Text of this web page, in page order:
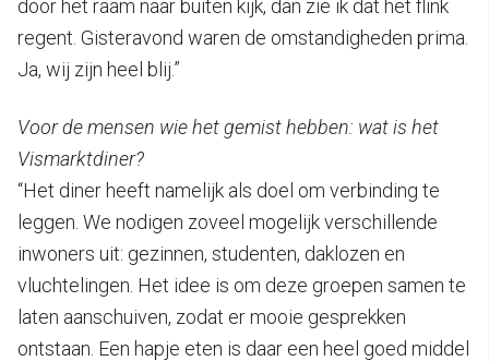
door het raam naar buiten kijk, dan zie ik dat het flink
regent. Gisteravond waren de omstandigheden prima.
Ja, wij zijn heel blij.”
Voor de mensen wie het gemist hebben: wat is het
Vismarktdiner?
“Het diner heeft namelijk als doel om verbinding te
leggen. We nodigen zoveel mogelijk verschillende
inwoners uit: gezinnen, studenten, daklozen en
vluchtelingen. Het idee is om deze groepen samen te
laten aanschuiven, zodat er mooie gesprekken
ontstaan. Een hapje eten is daar een heel goed middel